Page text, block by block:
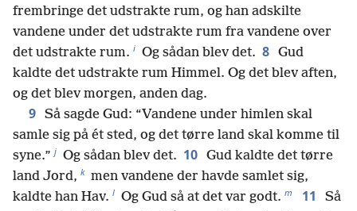
frembringe det udstrakte rum, og han adskilte
vandene under det udstrakte rum fra vandene over
det udstrakte rum. i Og sådan blev det. 8 Gud
kaldte det udstrakte rum Himmel. Og det blev aften,
og det blev morgen, anden dag.
9 Så sagde Gud: “Vandene under himlen skal
samle sig på ét sted, og det tørre land skal komme til
syne.” j Og sådan blev det. 10 Gud kaldte det tørre
land Jord, k men vandene der havde samlet sig,
kaldte han Hav. l Og Gud så at det var godt. m 11
Så